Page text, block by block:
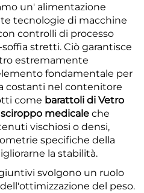
un' alimentazione
tecnologie di macchine
controlli di processo
stretti. Ciò garantisce
estremamente
fondamentale per
costanti nel contenitore
come barattoli di Vetro
medicale che
vischiosi o densi,
specifiche della
la stabilità.
svolgono un ruolo
del peso.